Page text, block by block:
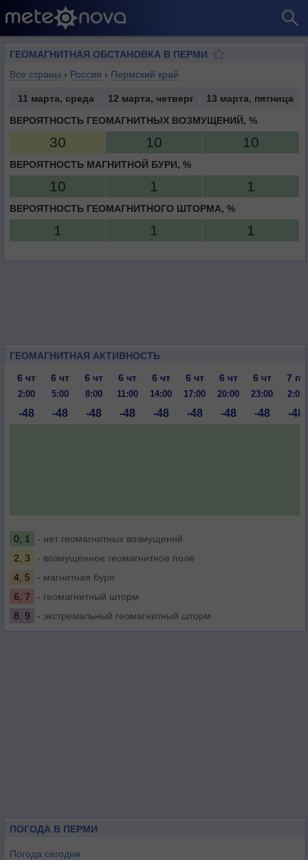
ГЕОМАГНИТНАЯ ОБСТАНОВКА В ПЕРМИ
Все страны › Россия › Пермский край
11 марта, среда 12 марта, четверг
13 марта, пятница
ВЕРОЯТНОСТЬ ГЕОМАГНИТНЫХ ВОЗМУЩЕНИЙ, %
30 10 10
ВЕРОЯТНОСТЬ МАГНИТНОЙ БУРИ, %
10 1 1
ВЕРОЯТНОСТЬ ГЕОМАГНИТНОГО ШТОРМА, %
1 1 1
ГЕОМАГНИТНАЯ АКТИВНОСТЬ
6 чт
6 чт 6 чт 6 чт 6 чт 6 чт 6 чт 6 чт 7 пт
2:00 5:00 8:00 11:00 14:00 17:00 20:00 23:00 2:00
-48 -48 -48 -48 -48 -48 -48 -48 -48
0, 1
- нет геомагнитных возмущений
2, 3
- возмущенное геомагнитное поле
4, 5
- магнитная буря
6, 7
- геомагнитный шторм
8, 9
- экстремальный геомагнитный шторм
ПОГОДА В ПЕРМИ
Погода сегодня